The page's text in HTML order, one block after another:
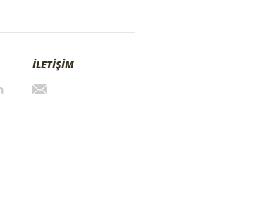
İLETİŞİM